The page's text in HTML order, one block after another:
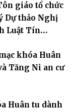
Khải Tường.
giáo tổ chức
Dự thảo Nghị
Luật Tín
khóa Huân
Tăng Ni an cư
Huân tu dành